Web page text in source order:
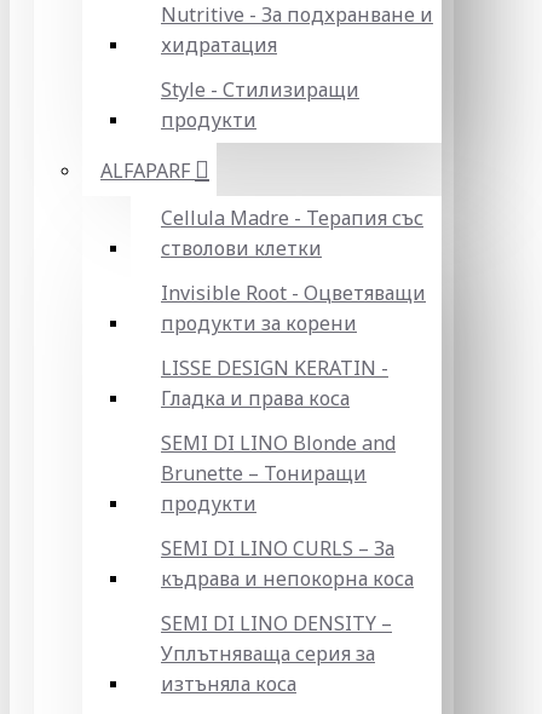
Nutritive - За подхранване и
хидратация
Style - Стилизиращи
продукти
ALFAPARF
Cellula Madre - Терапия със
стволови клетки
Invisible Root - Оцветяващи
продукти за корени
LISSE DESIGN KERATIN -
Гладка и права коса
SEMI DI LINO Blonde and
Brunette – Тониращи
продукти
SEMI DI LINO CURLS – За
къдрава и непокорна коса
SEMI DI LINO DENSITY –
Уплътняваща серия за
изтъняла коса